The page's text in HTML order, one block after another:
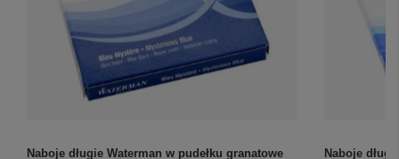
Naboje długie Waterman w pudełku granatowe
Naboje